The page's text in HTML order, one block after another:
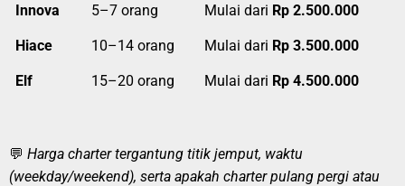
Innova 5–7 orang Mulai dari Rp 2.500.000
Hiace 10–14 orang Mulai dari Rp 3.500.000
Elf 15–20 orang Mulai dari Rp 4.500.000
💬 Harga charter tergantung titik jemput, waktu
(weekday/weekend), serta apakah charter pulang pergi atau